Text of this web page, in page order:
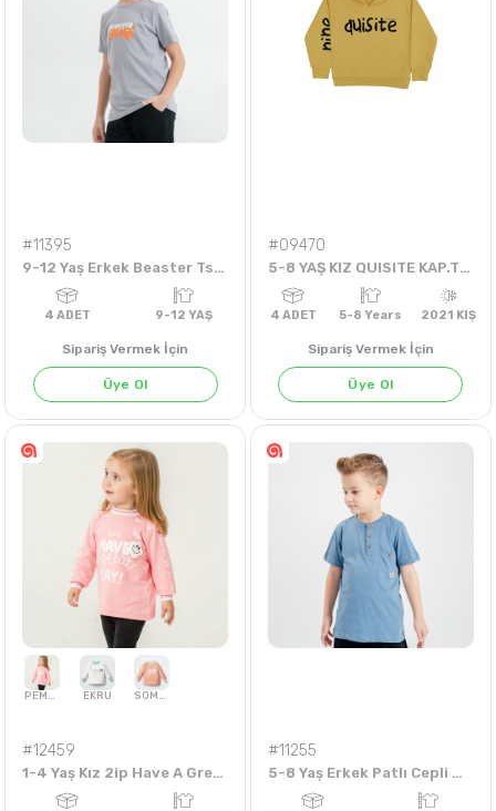
Nasıl Sipariş Veririm?
#11395
9-12 Yaş Erkek Beaster Tshirt
Sipariş Vermek İçin
Üye Ol
#09470
5-8 YAŞ KIZ QUISITE KAP.TEK BADİ
ADET 5-8 Years
Sipariş Vermek İçin
Üye Ol
#12459
1-4 Yaş Kız 2ip Have A Great Day Sweat
#11255
5-8 Yaş Erkek Patlı Cepli Düğmeli Tshirt